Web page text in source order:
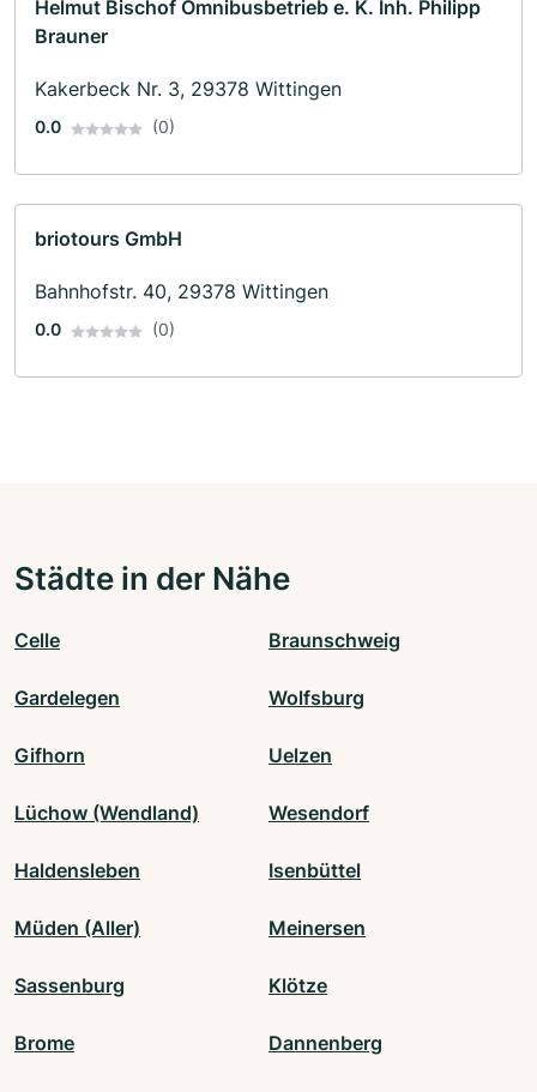
Helmut Bischof Omnibusbetrieb e. K. Inh. Philipp
Brauner
Kakerbeck Nr. 3, 29378 Wittingen
0.0 (0)
briotours GmbH
Bahnhofstr. 40, 29378 Wittingen
0.0 (0)
Städte in der Nähe
Celle Braunschweig
Gardelegen Wolfsburg
Gifhorn Uelzen
Lüchow (Wendland) Wesendorf
Haldensleben Isenbüttel
Müden (Aller) Meinersen
Sassenburg Klötze
Brome Dannenberg